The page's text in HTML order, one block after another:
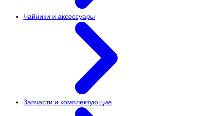
Чайники и аксессуары
Запчасти и комплектующие